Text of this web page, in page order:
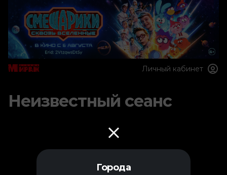
Города
Личный кабинет
Неизвестный сеанс